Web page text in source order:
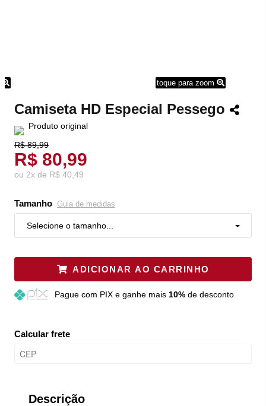
toque para zoom
Camiseta HD Especial Pessego
Produto original
R$ 89,99
R$ 80,99
ou 2x de R$ 40,49
Tamanho Guia de medidas
Selecione o tamanho...
ADICIONAR AO CARRINHO
Pague com PIX e ganhe mais 10%de desconto
Calcular frete
Descrição